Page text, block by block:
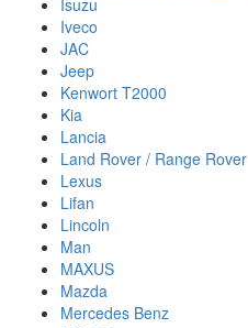
Isuzu
Iveco
JAC
Jeep
Kenwort T2000
Kia
Lancia
Land Rover / Range Rover
Lexus
Lifan
Lincoln
Man
MAXUS
Mazda
Mercedes Benz